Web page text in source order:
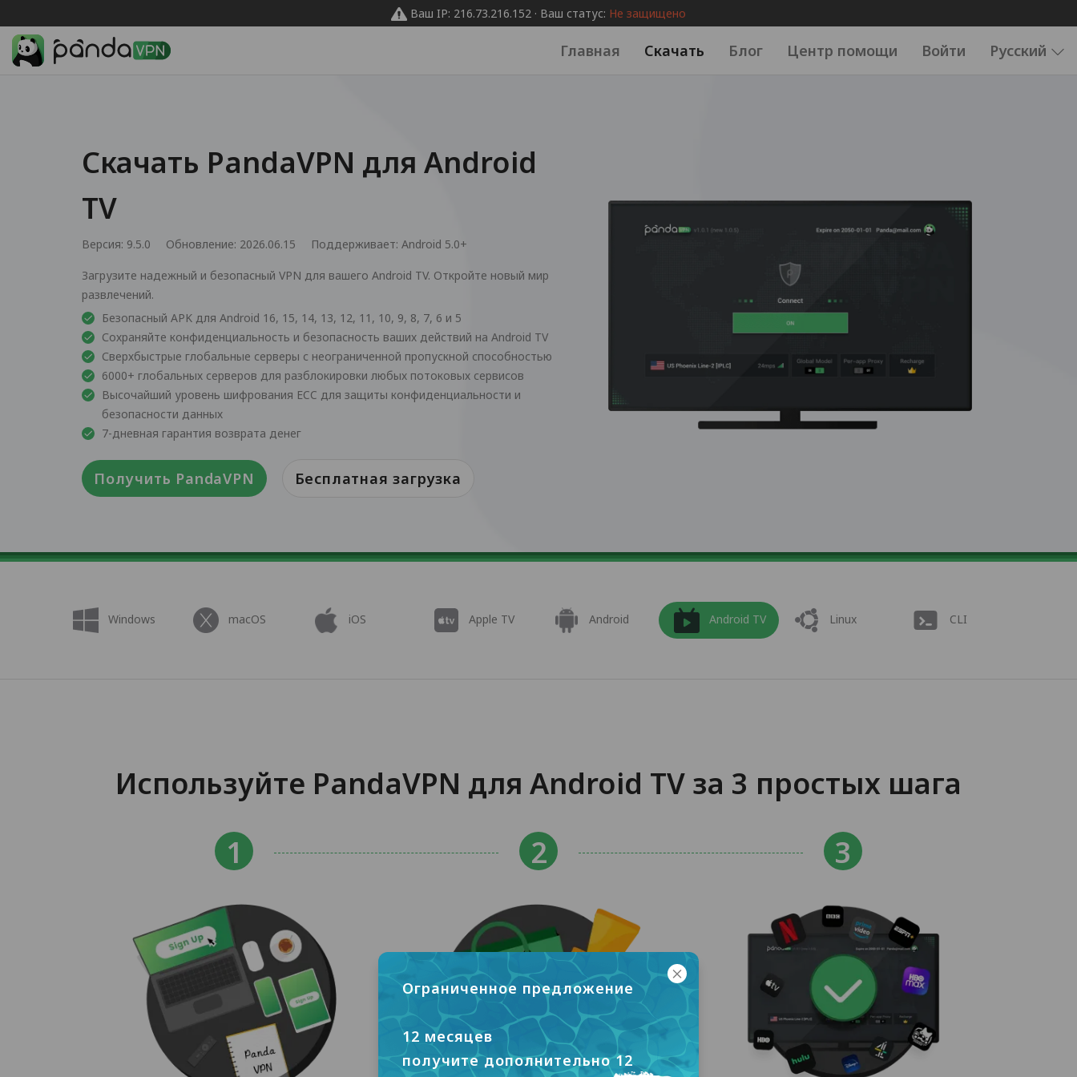
Ваш IP: 216.73.216.152 · Ваш статус: Не защищено
Главная Скачать Блог Центр помощи Войти Русский
Скачать PandaVPN для Android
TV
Версия: 9.5.0 Обновление: 2026.06.15 Поддерживает: Android 5.0+
Загрузите надежный и безопасный VPN для вашего Android TV. Откройте новый мир
развлечений.
Безопасный APK для Android 16, 15, 14, 13, 12, 11, 10, 9, 8, 7, 6 и 5
Сохраняйте конфиденциальность и безопасность ваших действий на Android TV
Сверхбыстрые глобальные серверы с неограниченной пропускной способностью
6000+ глобальных серверов для разблокировки любых потоковых сервисов
Высочайший уровень шифрования ECC для защиты конфиденциальности и
безопасности данных
7-дневная гарантия возврата денег
Получить PandaVPN Бесплатная загрузка
Windows macOS iOS Apple TV Android Android TV Linux CLI
Используйте PandaVPN для Android TV за 3 простых шага
Ограниченное предложение
12 месяцев
получите дополнительно 12